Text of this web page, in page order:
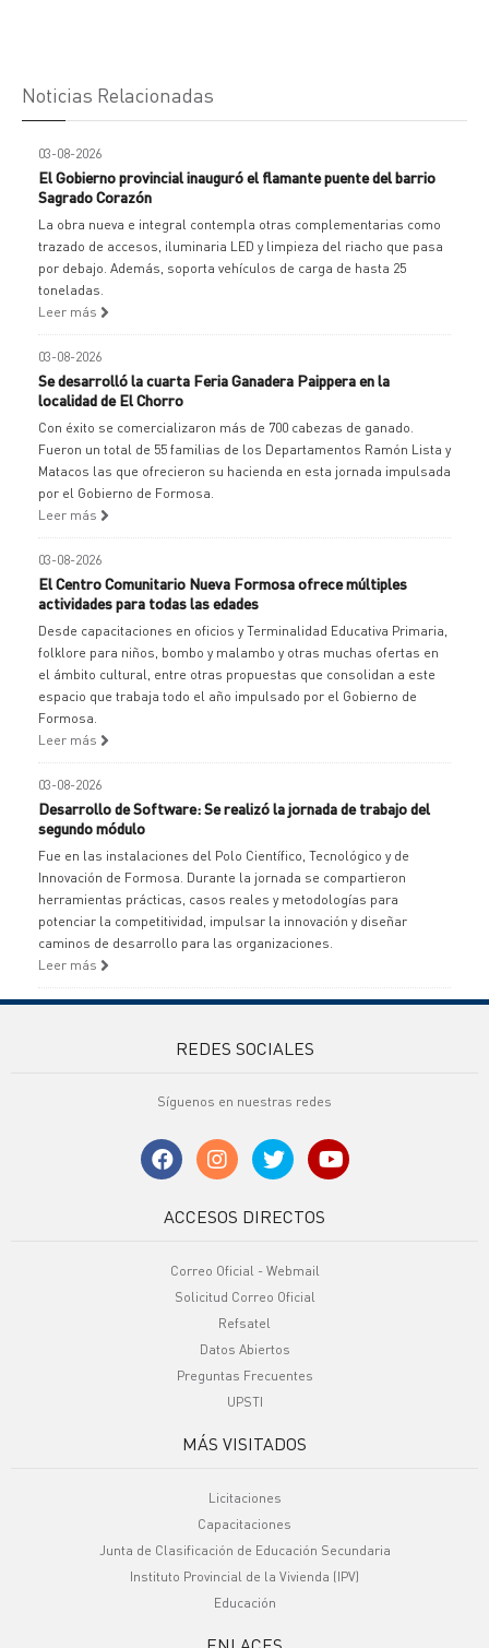
Noticias Relacionadas
03-08-2026
El Gobierno provincial inauguró el flamante puente del barrio
Sagrado Corazón
La obra nueva e integral contempla otras complementarias como
trazado de accesos, iluminaria LED y limpieza del riacho que pasa
por debajo. Además, soporta vehículos de carga de hasta 25
toneladas.
Leer más
03-08-2026
Se desarrolló la cuarta Feria Ganadera Paippera en la
localidad de El Chorro
Con éxito se comercializaron más de 700 cabezas de ganado.
Fueron un total de 55 familias de los Departamentos Ramón Lista y
Matacos las que ofrecieron su hacienda en esta jornada impulsada
por el Gobierno de Formosa.
Leer más
03-08-2026
El Centro Comunitario Nueva Formosa ofrece múltiples
actividades para todas las edades
Desde capacitaciones en oficios y Terminalidad Educativa Primaria,
folklore para niños, bombo y malambo y otras muchas ofertas en
el ámbito cultural, entre otras propuestas que consolidan a este
espacio que trabaja todo el año impulsado por el Gobierno de
Formosa.
Leer más
03-08-2026
Desarrollo de Software: Se realizó la jornada de trabajo del
segundo módulo
Fue en las instalaciones del Polo Científico, Tecnológico y de
Innovación de Formosa. Durante la jornada se compartieron
herramientas prácticas, casos reales y metodologías para
potenciar la competitividad, impulsar la innovación y diseñar
caminos de desarrollo para las organizaciones.
Leer más
REDES SOCIALES
Síguenos en nuestras redes
ACCESOS DIRECTOS
Correo Oficial - Webmail
Solicitud Correo Oficial
Refsatel
Datos Abiertos
Preguntas Frecuentes
UPSTI
MÁS VISITADOS
Licitaciones
Capacitaciones
Junta de Clasificación de Educación Secundaria
Instituto Provincial de la Vivienda (IPV)
Educación